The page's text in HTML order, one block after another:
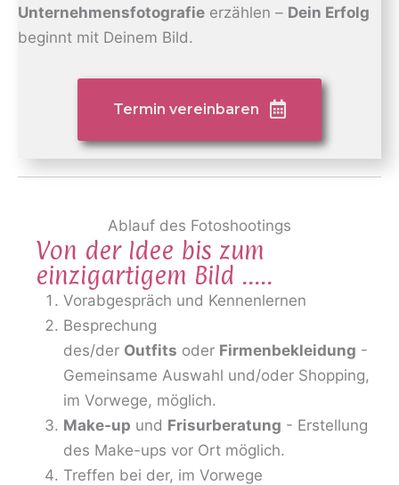
Unternehmensfotografie erzählen – Dein Erfolg
beginnt mit Deinem Bild.
Termin vereinbaren
Ablauf des Fotoshootings
Von der Idee bis zum
einzigartigem Bild .....
Vorabgespräch und Kennenlernen
Besprechung
des/der Outfits oder Firmenbekleidung -
Gemeinsame Auswahl und/oder Shopping,
im Vorwege, möglich.
Make-up und Frisurberatung - Erstellung
des Make-ups vor Ort möglich.
Treffen bei der, im Vorwege